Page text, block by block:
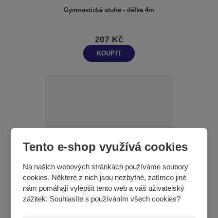
Tento e-shop využívá cookies
Na našich webových stránkách používáme soubory
cookies. Některé z nich jsou nezbytné, zatímco jiné
nám pomáhají vylepšit tento web a váš uživatelský
zážitek. Souhlasíte s používáním všech cookies?
Gymnastická stuha - délka 4m
207 Kč
KOUPIT
Gymnastická stuha cvičná 4 m - barva modrá